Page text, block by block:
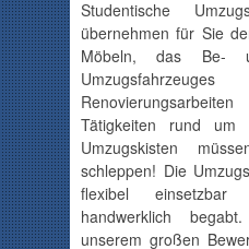
Studentische
übernehmen für Sie
Möbeln, das Be-
Tätigkeiten rund
Umzugskisten
schleppen! Die
flexibel
handwerklich
unserem großen